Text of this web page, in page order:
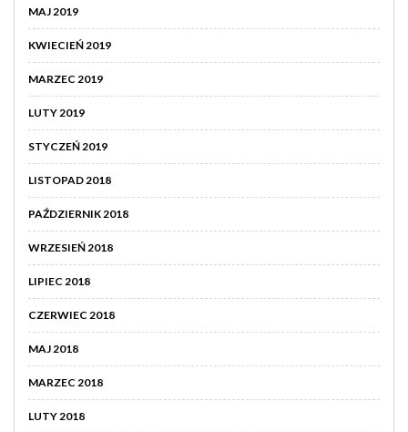
MAJ 2019
KWIECIEŃ 2019
MARZEC 2019
LUTY 2019
STYCZEŃ 2019
LISTOPAD 2018
PAŹDZIERNIK 2018
WRZESIEŃ 2018
LIPIEC 2018
CZERWIEC 2018
MAJ 2018
MARZEC 2018
LUTY 2018